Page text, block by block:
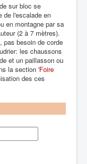
sur bloc se
de l'escalade en
en montagne par sa
(2 à 7 mètres).
pas besoin de corde
les chaussons
et un paillasson ou
la section 'Foire
des ces